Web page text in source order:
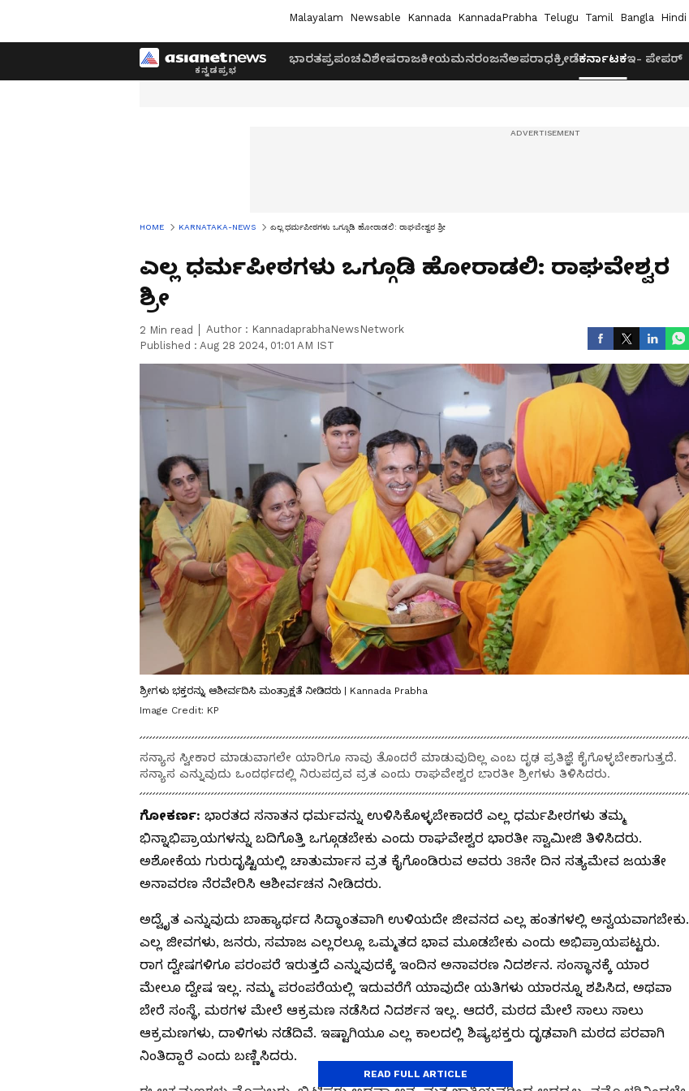
Malayalam Newsable Kannada KannadaPrabha Telugu Tamil Bangla Hindi
ಭಾರತಪ್ರಪಂಚವಿಶೇಷರಾಜಕೀಯಮನರಂಜನೆಅಪರಾಧಕ್ರೀಡೆಕರ್ನಾಟಕಇ- ಪೇಪರ್
HOME KARNATAKA-NEWS ಎಲ್ಲ ಧರ್ಮಪೀಠಗಳು ಒಗ್ಗೂಡಿ ಹೋರಾಡಲಿ: ರಾಘವೇಶ್ವರ ಶ್ರೀ
ಎಲ್ಲ ಧರ್ಮಪೀಠಗಳು ಒಗ್ಗೂಡಿ ಹೋರಾಡಲಿ: ರಾಘವೇಶ್ವರ
ಶ್ರೀ
2 Min read Author : KannadaprabhaNewsNetwork
Published : Aug 28 2024, 01:01 AM IST
ಶ್ರೀಗಳು ಭಕ್ತರನ್ನು ಆಶೀರ್ವದಿಸಿ ಮಂತ್ರಾಕ್ಷತೆ ನೀಡಿದರು | Kannada Prabha
Image Credit: KP
ಸನ್ಯಾಸ ಸ್ವೀಕಾರ ಮಾಡುವಾಗಲೇ ಯಾರಿಗೂ ನಾವು ತೊಂದರೆ ಮಾಡುವುದಿಲ್ಲ ಎಂಬ ದೃಢ ಪ್ರತಿಜ್ಞೆ ಕೈಗೊಳ್ಳಬೇಕಾಗುತ್ತದೆ.
ಸನ್ಯಾಸ ಎನ್ನುವುದು ಒಂದರ್ಥದಲ್ಲಿ ನಿರುಪದ್ರವ ವ್ರತ ಎಂದು ರಾಘವೇಶ್ವರ ಭಾರತೀ ಶ್ರೀಗಳು ತಿಳಿಸಿದರು.
ಗೋಕರ್ಣ: ಭಾರತದ ಸನಾತನ ಧರ್ಮವನ್ನು ಉಳಿಸಿಕೊಳ್ಳಬೇಕಾದರೆ ಎಲ್ಲ ಧರ್ಮಪೀಠಗಳು ತಮ್ಮ
ಭಿನ್ನಾಭಿಪ್ರಾಯಗಳನ್ನು ಬದಿಗೊತ್ತಿ ಒಗ್ಗೂಡಬೇಕು ಎಂದು ರಾಘವೇಶ್ವರ ಭಾರತೀ ಸ್ವಾಮೀಜಿ ತಿಳಿಸಿದರು.
ಅಶೋಕೆಯ ಗುರುದೃಷ್ಟಿಯಲ್ಲಿ ಚಾತುರ್ಮಾಸ ವ್ರತ ಕೈಗೊಂಡಿರುವ ಅವರು 38ನೇ ದಿನ ಸತ್ಯಮೇವ ಜಯತೇ
ಅನಾವರಣ ನೆರವೇರಿಸಿ ಆಶೀರ್ವಚನ ನೀಡಿದರು.
ಅದ್ವೈತ ಎನ್ನುವುದು ಬಾಹ್ಯಾರ್ಥದ ಸಿದ್ಧಾಂತವಾಗಿ ಉಳಿಯದೇ ಜೀವನದ ಎಲ್ಲ ಹಂತಗಳಲ್ಲಿ ಅನ್ವಯವಾಗಬೇಕು.
ಎಲ್ಲ ಜೀವಗಳು, ಜನರು, ಸಮಾಜ ಎಲ್ಲರಲ್ಲೂ ಒಮ್ಮತದ ಭಾವ ಮೂಡಬೇಕು ಎಂದು ಅಭಿಪ್ರಾಯಪಟ್ಟರು.
ರಾಗ ದ್ವೇಷಗಳಿಗೂ ಪರಂಪರೆ ಇರುತ್ತದೆ ಎನ್ನುವುದಕ್ಕೆ ಇಂದಿನ ಅನಾವರಣ ನಿದರ್ಶನ. ಸಂಸ್ಥಾನಕ್ಕೆ ಯಾರ
ಮೇಲೂ ದ್ವೇಷ ಇಲ್ಲ. ನಮ್ಮ ಪರಂಪರೆಯಲ್ಲಿ ಇದುವರೆಗೆ ಯಾವುದೇ ಯತಿಗಳು ಯಾರನ್ನೂ ಶಪಿಸಿದ, ಅಥವಾ
ಬೇರೆ ಸಂಸ್ಥೆ, ಮಠಗಳ ಮೇಲೆ ಆಕ್ರಮಣ ನಡೆಸಿದ ನಿದರ್ಶನ ಇಲ್ಲ. ಆದರೆ, ಮಠದ ಮೇಲೆ ಸಾಲು ಸಾಲು
ಆಕ್ರಮಣಗಳು, ದಾಳಿಗಳು ನಡೆದಿವೆ. ಇಷ್ಟಾಗಿಯೂ ಎಲ್ಲ ಕಾಲದಲ್ಲಿ ಶಿಷ್ಯಭಕ್ತರು ದೃಢವಾಗಿ ಮಠದ ಪರವಾಗಿ
ನಿಂತಿದ್ದಾರೆ ಎಂದು ಬಣ್ಣಿಸಿದರು.
READ FULL ARTICLE